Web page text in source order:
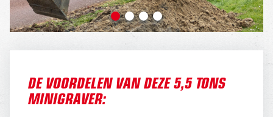
DE VOORDELEN VAN DEZE 5,5 TONS
MINIGRAVER: